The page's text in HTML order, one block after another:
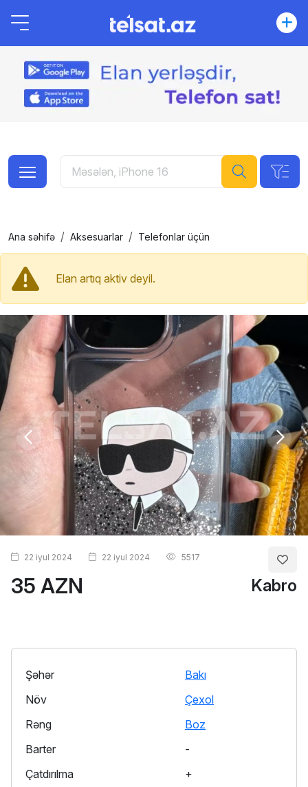
Ana səhifə Aksesuarlar Telefonlar üçün
Elan artıq aktiv deyil.
35 AZN Kabro
22 iyul 2024 22 iyul 2024 5517
Şəhər
Bakı
Növ
Çexol
Rəng
Boz
Barter
-
Çatdırılma
+